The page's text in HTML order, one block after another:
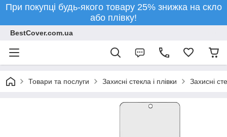
При покупці будь-якого товару 25% знижка на скло
або плівку!
BestCover.com.ua
Товари та послуги Захисні стекла і плівки Захисні